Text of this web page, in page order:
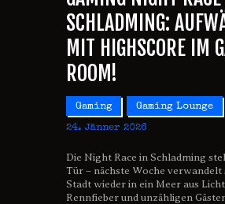
SCHLADMING:
MIT HIGHSCORE IM
ROOM!
Gaming Gaming Lounge
24. Jänner 2026
Die Night Race in Schladming
Tür – nächste Woche verwandelt
Stadt wieder in ein Meer aus
Rennfieber und unzähligen